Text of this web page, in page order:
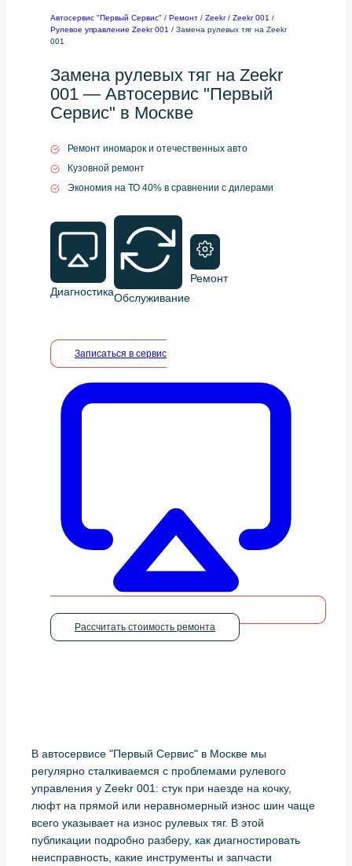
Автосервис "Первый Сервис" / Ремонт / Zeekr/ Zeekr 001 /
Рулевое управление Zeekr 001 / Замена рулевых тяг на Zeekr
001
Замена рулевых тяг на Zeekr
001 — Автосервис "Первый
Сервис" в Москве
Ремонт иномарок и отечественных авто
Кузовной ремонт
Экономия на ТО 40% в сравнении с дилерами
ДиагностикаОбслуживание
Ремонт
Записаться в сервис
Рассчитать стоимость ремонта
В автосервисе "Первый Сервис" в Москве мы
регулярно сталкиваемся с проблемами рулевого
управления у Zeekr 001: стук при наезде на кочку,
люфт на прямой или неравномерный износ шин чаще
всего указывает на износ рулевых тяг. В этой
публикации подробно разберу, как диагностировать
неисправность, какие инструменты и запчасти